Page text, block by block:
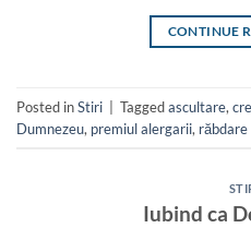
CONTINUE
Posted inStiri Taggedascultare,
Dumnezeu, premiul alergarii, răbdare
Iubind ca